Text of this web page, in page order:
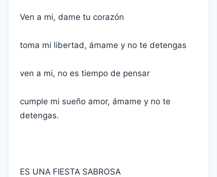
Ven a mi, dame tu corazón
toma mi libertad, ámame y no te detengas
ven a mi, no es tiempo de pensar
cumple mi sueño amor, ámame y no te
detengas.
ES UNA FIESTA SABROSA